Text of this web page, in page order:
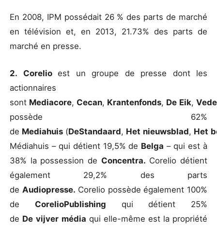
En 2008, IPM possédait 26 % des parts de marché
en télévision et, en 2013, 21.73% des parts de
marché en presse.
2. Corelio est un groupe de presse dont les
actionnaires
sont Mediacore, Cecan, Krantenfonds, De Eik,
possède 62%
de Mediahuis (DeStandaard, Het nieuwsblad, Het
Médiahuis – qui détient 19,5% de Belga – qui est à
38% la possession de Concentra. Corelio détient
également 29,2% des parts
de Audiopresse. Corelio possède également 100%
de CorelioPublishing qui détient 25%
de De vijver média qui elle-même est la propriété